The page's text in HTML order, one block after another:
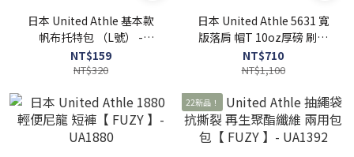
日本 United Athle 基本款
帆布托特包 （L號） -
UA1460
NT$159
NT$320
日本 United Athle 5631 寬
版落肩 帽T 10oz厚磅 刷毛
連帽【 FUZY 】 - UA5631
NT$710
NT$1,100
22新品！